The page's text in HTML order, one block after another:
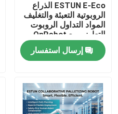
المنزل
المنتجات
ESTUN E-Eco الذراع
الروبوتية التعبئة والتغليف
المواد التداول الروبوت
التعاوني مع OnRobot
المقبض
إرسال استفسار